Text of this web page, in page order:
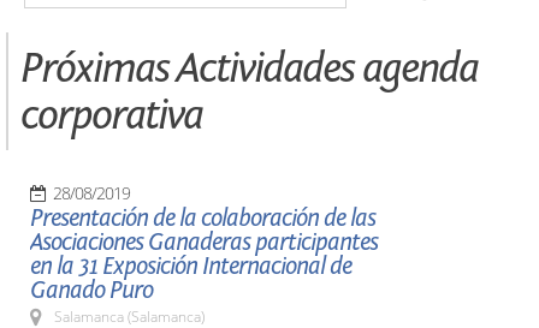
Próximas Actividades agenda
corporativa
28/08/2019
Presentación de la colaboración de las
Asociaciones Ganaderas participantes
en la 31 Exposición Internacional de
Ganado Puro
Salamanca (Salamanca)